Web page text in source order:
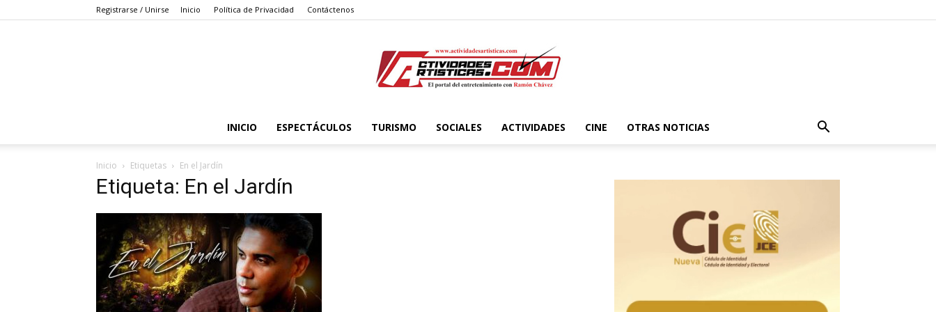
Registrarse / Unirse Inicio Política de Privacidad Contáctenos
Actividadesartisticas.com
INICIO ESPECTÁCULOS TURISMO SOCIALES ACTIVIDADES CINE OTRAS NOTICIAS
Inicio Etiquetas En el Jardín
Etiqueta: En el Jardín